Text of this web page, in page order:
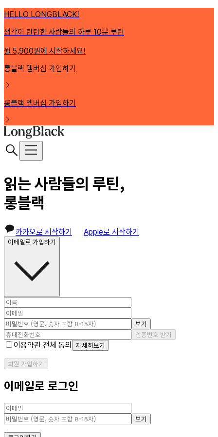
HELLO LONGBLACK!
생각이 탄탄한 사람들의 하루 10분 루틴
월 5,900원에 시작하세요!
롱블랙 멤버십 가입하기
롱블랙 멤버십 가입하기
읽는 사람들의 루틴,
롱블랙
카카오로 시작하기 Apple로 시작하기
이메일로 가입하기
보기
인증번호 받기
이용약관 전체 동의 자세히보기
회원 가입하기
이메일로 로그인
보기